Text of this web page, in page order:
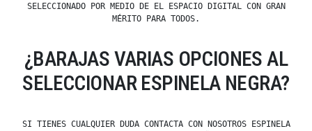
SELECCIONADO POR MEDIO DE EL ESPACIO DIGITAL CON GRAN
MÉRITO PARA TODOS.
¿BARAJAS VARIAS OPCIONES AL
SELECCIONAR ESPINELA NEGRA?
SI TIENES CUALQUIER DUDA CONTACTA CON NOSOTROS ESPINELA